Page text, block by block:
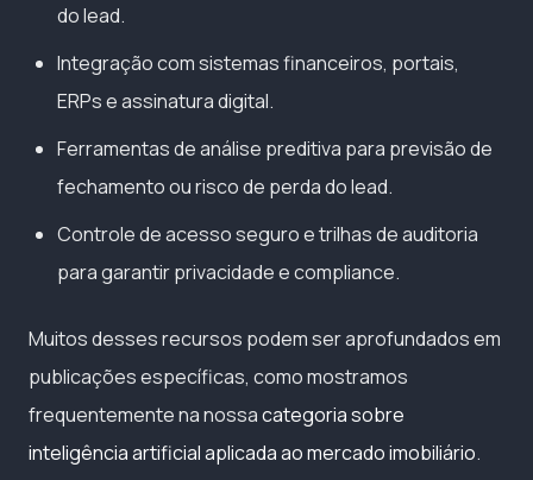
do lead.
Integração com sistemas financeiros, portais,
ERPs e assinatura digital.
Ferramentas de análise preditiva para previsão de
fechamento ou risco de perda do lead.
Controle de acesso seguro e trilhas de auditoria
para garantir privacidade e compliance.
Muitos desses recursos podem ser aprofundados em
publicações específicas, como mostramos
frequentemente na nossacategoria sobre
inteligência artificial aplicada ao mercado imobiliário.